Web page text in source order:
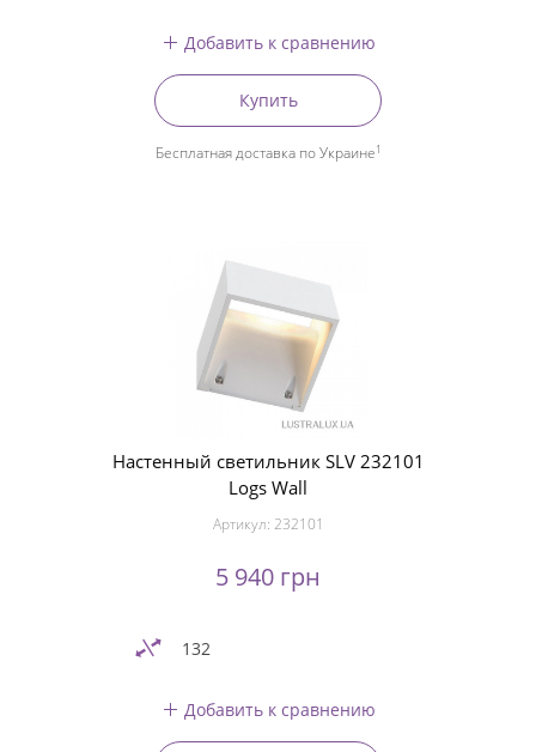
Добавить к сравнению
Купить
Бесплатная доставка по Украине1
Настенный светильник SLV 232101
Logs Wall
Артикул: 232101
5 940 грн
132
Добавить к сравнению